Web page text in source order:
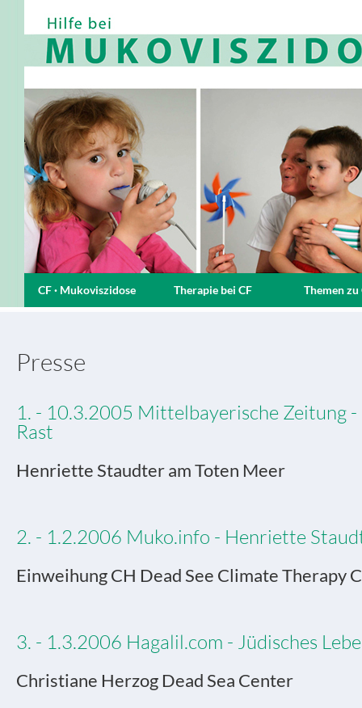
CF · Mukoviszidose Therapie bei CF Themen zu
Presse
1. - 10.3.2005 Mittelbayerische Zeitung
Rast
Henriette Staudter am Toten Meer
2. - 1.2.2006 Muko.info - Henriette
Einweihung CH Dead See Climate Therapy
3. - 1.3.2006 Hagalil.com - Jüdisches
Christiane Herzog Dead Sea Center